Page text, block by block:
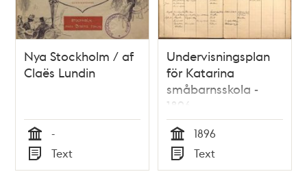
Nya Stockholm / af
Claës Lundin
Tid
-
Typ
Text
Undervisningsplan
för Katarina
småbarnsskola -
1896
Tid
1896
Typ
Text